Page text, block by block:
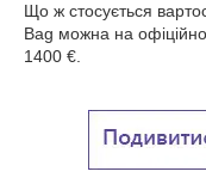
Що ж стосується
Bag можна на
1400 €.